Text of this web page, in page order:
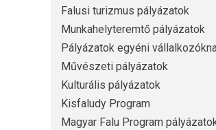
Falusi turizmus pályázatok
Munkahelyteremtő pályázatok
Pályázatok egyéni
Művészeti pályázatok
Kulturális pályázatok
Kisfaludy Program
Magyar Falu Program